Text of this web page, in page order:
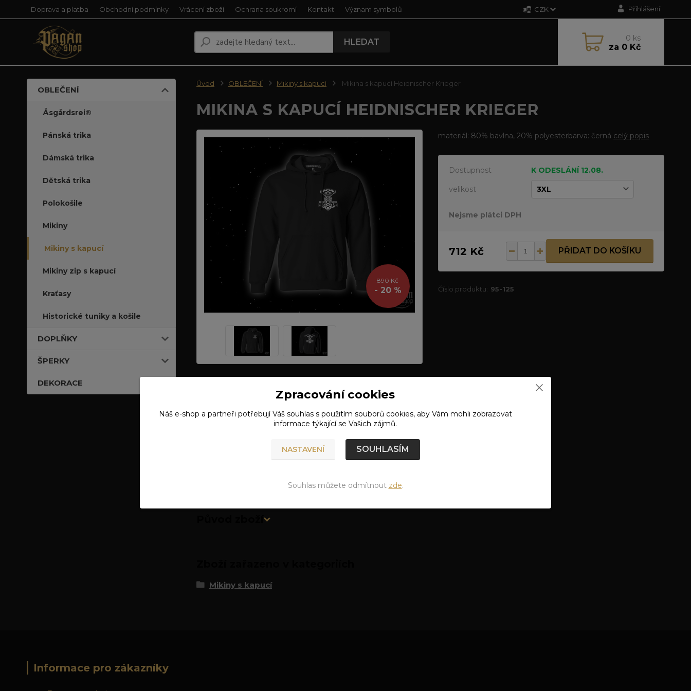
Doprava a platba Obchodní podmínky Vrácení zboží Ochrana soukromí Kontakt Význam symbolů CZK Přihlášení
HLEDAT 0 ks
za 0 Kč
OBLEČENÍ
Åsgårdsrei®
Pánská trika
Dámská trika
Dětská trika
Polokošile
Mikiny
Mikiny s kapucí
Mikiny zip s kapucí
Kraťasy
Historické tuniky a košile
DOPLŇKY
ŠPERKY
DEKORACE
Úvod OBLEČENÍ Mikiny s kapucí Mikina s kapucí Heidnischer Krieger
MIKINA S KAPUCÍ HEIDNISCHER KRIEGER
890 Kč
- 20 %
materiál: 80% bavlna, 20% polyesterbarva: černá celý popis
Dostupnost K ODESLÁNÍ 12.08.
velikost
Nejsme plátci DPH
712 Kč PŘIDAT DO KOŠÍKU
Číslo produktu: 95-125
materiál: 80% bavlna, 20% polyester
Mikiny s kapucí
Informace pro zákazníky
Zpracování cookies
Náš e-shop a partneři potřebují Váš souhlass použitím souborů cookies, aby Vám mohli zobrazovat
informace týkající se Vašich zájmů.
NASTAVENÍ SOUHLASÍM
Souhlas můžete odmítnout zde.